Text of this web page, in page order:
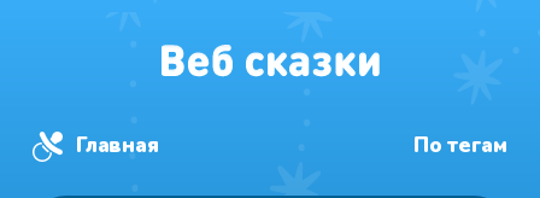
Главная По тегам